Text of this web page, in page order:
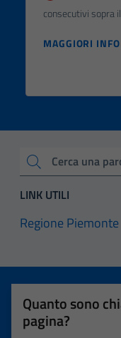
consecutivi sopra
MAGGIORI
Cerca una parola chiave
LINK UTILI
Regione Piemonte
Quanto sono
pagina?